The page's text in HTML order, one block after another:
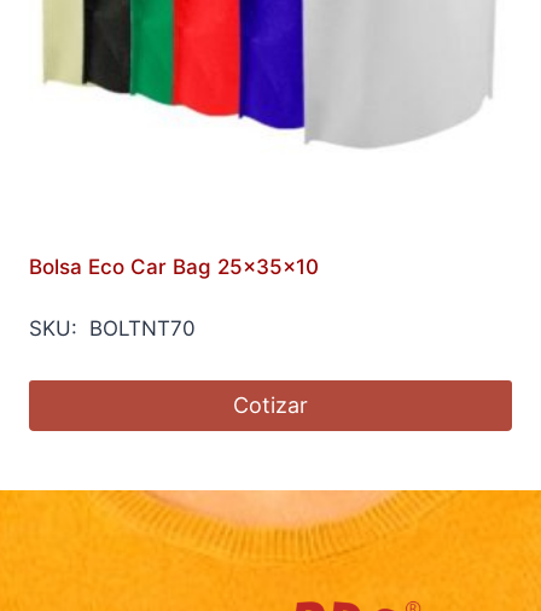
Bolsa Eco Car Bag 25x35x10
SKU: BOLTNT70
Cotizar